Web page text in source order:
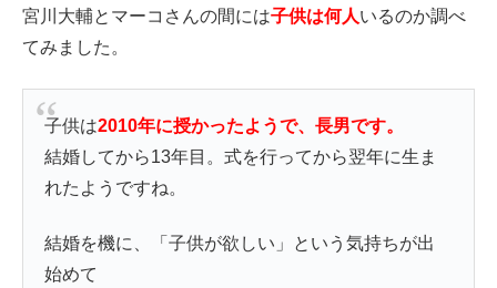
宮川大輔とマーコさんの間には子供は何人いるのか調べ
てみました。
子供は2010年に授かったようで、長男です。
結婚してから13年目。式を行ってから翌年に生ま
れたようですね。
結婚を機に、「子供が欲しい」という気持ちが出
始めて